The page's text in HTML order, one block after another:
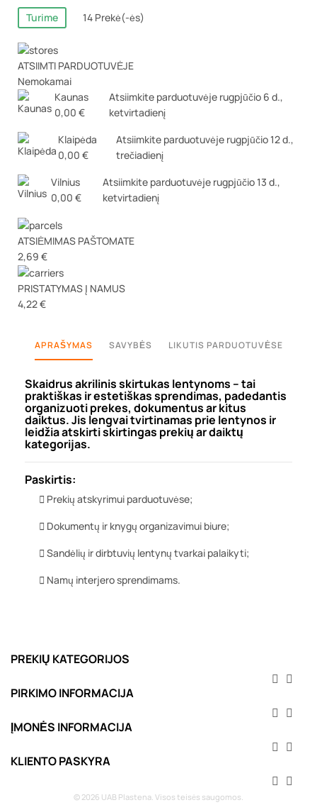
Turime 14 Prekė(-ės)
ATSIIMTI PARDUOTUVĖJE
Nemokamai
Kaunas
0,00 €
Atsiimkite parduotuvėje rugpjūčio 6 d.,
ketvirtadienį
Klaipėda
0,00 €
Atsiimkite parduotuvėje rugpjūčio 12 d.,
trečiadienį
Vilnius
0,00 €
Atsiimkite parduotuvėje rugpjūčio 13 d.,
ketvirtadienį
ATSIĖMIMAS PAŠTOMATE
2,69 €
PRISTATYMAS Į NAMUS
4,22 €
APRAŠYMAS SAVYBĖS LIKUTIS PARDUOTUVĖSE
Skaidrus akrilinis skirtukas lentynoms – tai
praktiškas ir estetiškas sprendimas, padedantis
organizuoti prekes, dokumentus ar kitus
daiktus. Jis lengvai tvirtinamas prie lentynos ir
leidžia atskirti skirtingas prekių ar daiktų
kategorijas.
Paskirtis:
Prekių atskyrimui parduotuvėse;
Dokumentų ir knygų organizavimui biure;
Sandėlių ir dirbtuvių lentynų tvarkai palaikyti;
Namų interjero sprendimams.
PREKIŲ KATEGORIJOS
 
PIRKIMO INFORMACIJA
 
ĮMONĖS INFORMACIJA
 
KLIENTO PASKYRA
 
© 2026 UAB Plastena. Visos teisės saugomos.